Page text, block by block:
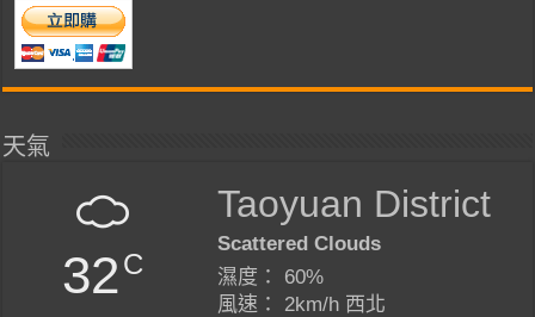
天氣
32C
Taoyuan District
Scattered Clouds
濕度： 60%
風速： 2km/h 西北